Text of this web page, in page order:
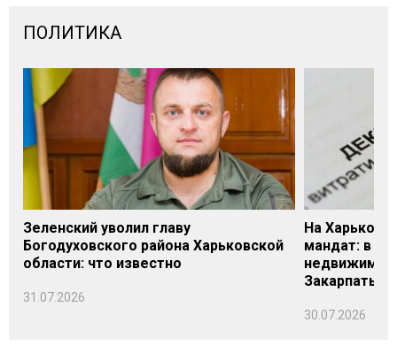
ПОЛИТИКА
Зеленский уволил главу
Богодуховского района Харьковской
области: что известно
31.07.2026
На
мандат: в
Закарпатье
30.07.2026